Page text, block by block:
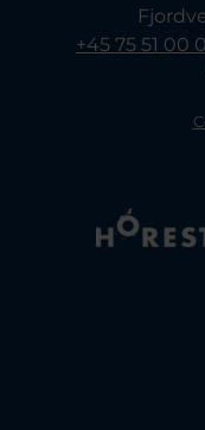
+45 75 51 00